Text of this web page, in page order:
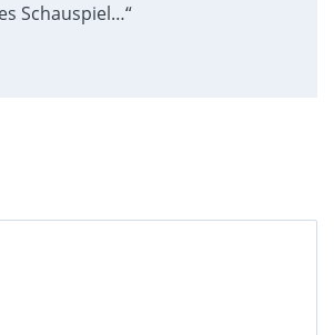
Schauspiel…“